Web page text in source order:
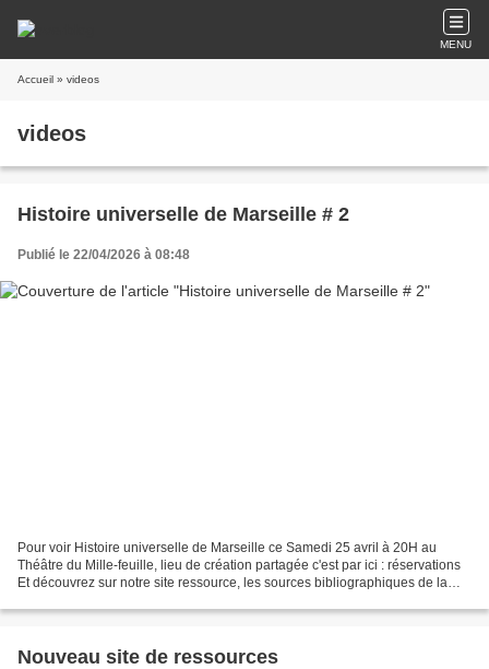
MENU
Accueil » videos
videos
Histoire universelle de Marseille # 2
Publié le 22/04/2026 à 08:48
Pour voir Histoire universelle de Marseille ce Samedi 25 avril à 20H au
Théâtre du Mille-feuille, lieu de création partagée c'est par ici : réservations
Et découvrez sur notre site ressource, les sources bibliographiques de la
Nouveau site de ressources